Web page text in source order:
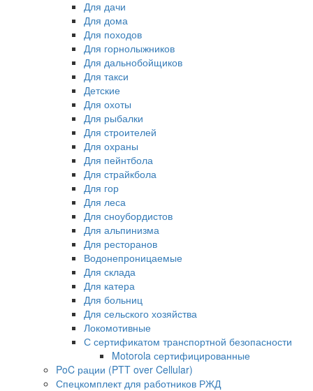
Для дачи
Для дома
Для походов
Для горнолыжников
Для дальнобойщиков
Для такси
Детские
Для охоты
Для рыбалки
Для строителей
Для охраны
Для пейнтбола
Для страйкбола
Для гор
Для леса
Для сноубордистов
Для альпинизма
Для ресторанов
Водонепроницаемые
Для склада
Для катера
Для больниц
Для сельского хозяйства
Локомотивные
С сертификатом транспортной безопасности
Motorola сертифицированные
PoC рации (PTT over Cellular)
Спецкомплект для работников РЖД